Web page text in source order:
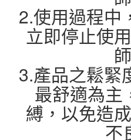
2.使用過程中
立即停止使
3.產品之鬆緊
最舒適為主
縛，以免造
不